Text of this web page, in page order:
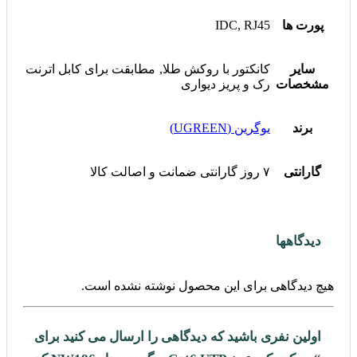
پورت ها IDC, RJ45
سایر
مشخصات
کانکتور با روکش طلا, مطابقت برای کابل اترنت
رک و پریز دیواری
برند یوگرین (UGREEN)
گارانتی ۷ روز گارانتی ضمانت و اصالت کالا
دیدگاهها
هیچ دیدگاهی برای این محصول نوشته نشده است.
اولین نفری باشید که دیدگاهی را ارسال می کنید برای